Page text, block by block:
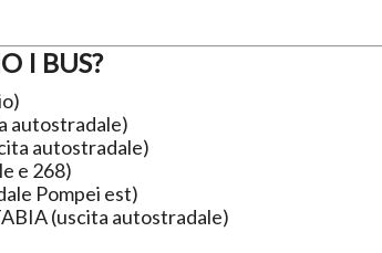
I BUS?
autostradale)
autostradale)
e 268)
Pompei est)
(uscita autostradale)